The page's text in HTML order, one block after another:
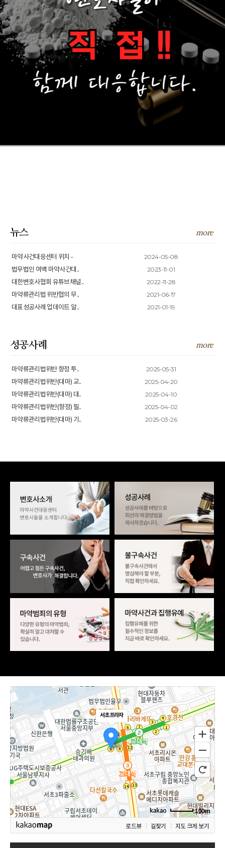
뉴스 more
마약사건대응센터 위치 -
2024-05-08
법무법인 여백 마약사건대..
2023-11-01
대한변호사협회 유튜브채널..
2022-11-28
마약류관리법 위반협의 무..
2021-06-17
대표성공사례 업데이트 알..
2021-01-19
성공사례 more
마약류관리법위반 향정 투..
2025-05-31
마약류관리법위반(대마) 교..
2025-04-20
마약류관리법위반(대마) 대..
2025-04-10
마약류관리법위반(향정) 필..
2025-04-02
마약류관리법위반(대마) 기..
2025-03-26
서초프라자
100m
로드뷰 길찾기 지도 크게 보기